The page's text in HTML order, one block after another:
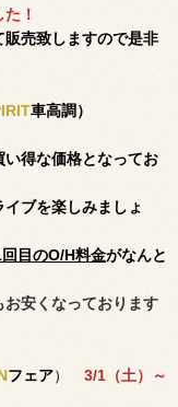
！
売致しますので是非
車高調）
得な価格となってお
を楽しみましょ
回目のO/H料金がなんと
お安くなっております
フェア） 3/1（土）～